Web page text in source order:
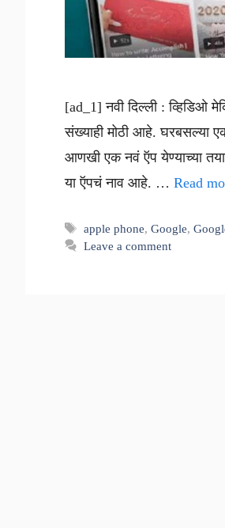
[ad_1] नवी दिल्ली : व्हिडिओ
संख्याही मोठी आहे. घरबसल्या
आणखी एक नवं ऍप येण्याच्या
या ऍपचं नाव आहे. … Read
Tags
apple phone,Google,
Leave a comment